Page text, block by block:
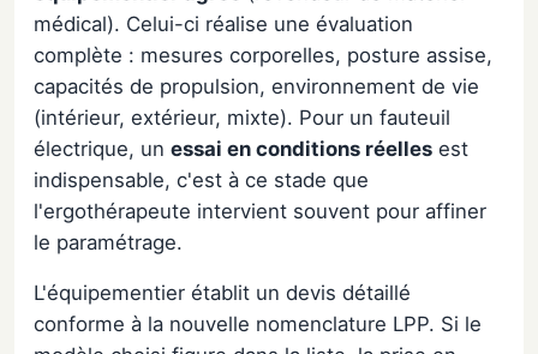
médical). Celui-ci réalise une évaluation
complète : mesures corporelles, posture assise,
capacités de propulsion, environnement de vie
(intérieur, extérieur, mixte). Pour un fauteuil
électrique, un essai en conditions réelles est
indispensable, c'est à ce stade que
l'ergothérapeute intervient souvent pour affiner
le paramétrage.
L'équipementier établit un devis détaillé
conforme à la nouvelle nomenclature LPP. Si le